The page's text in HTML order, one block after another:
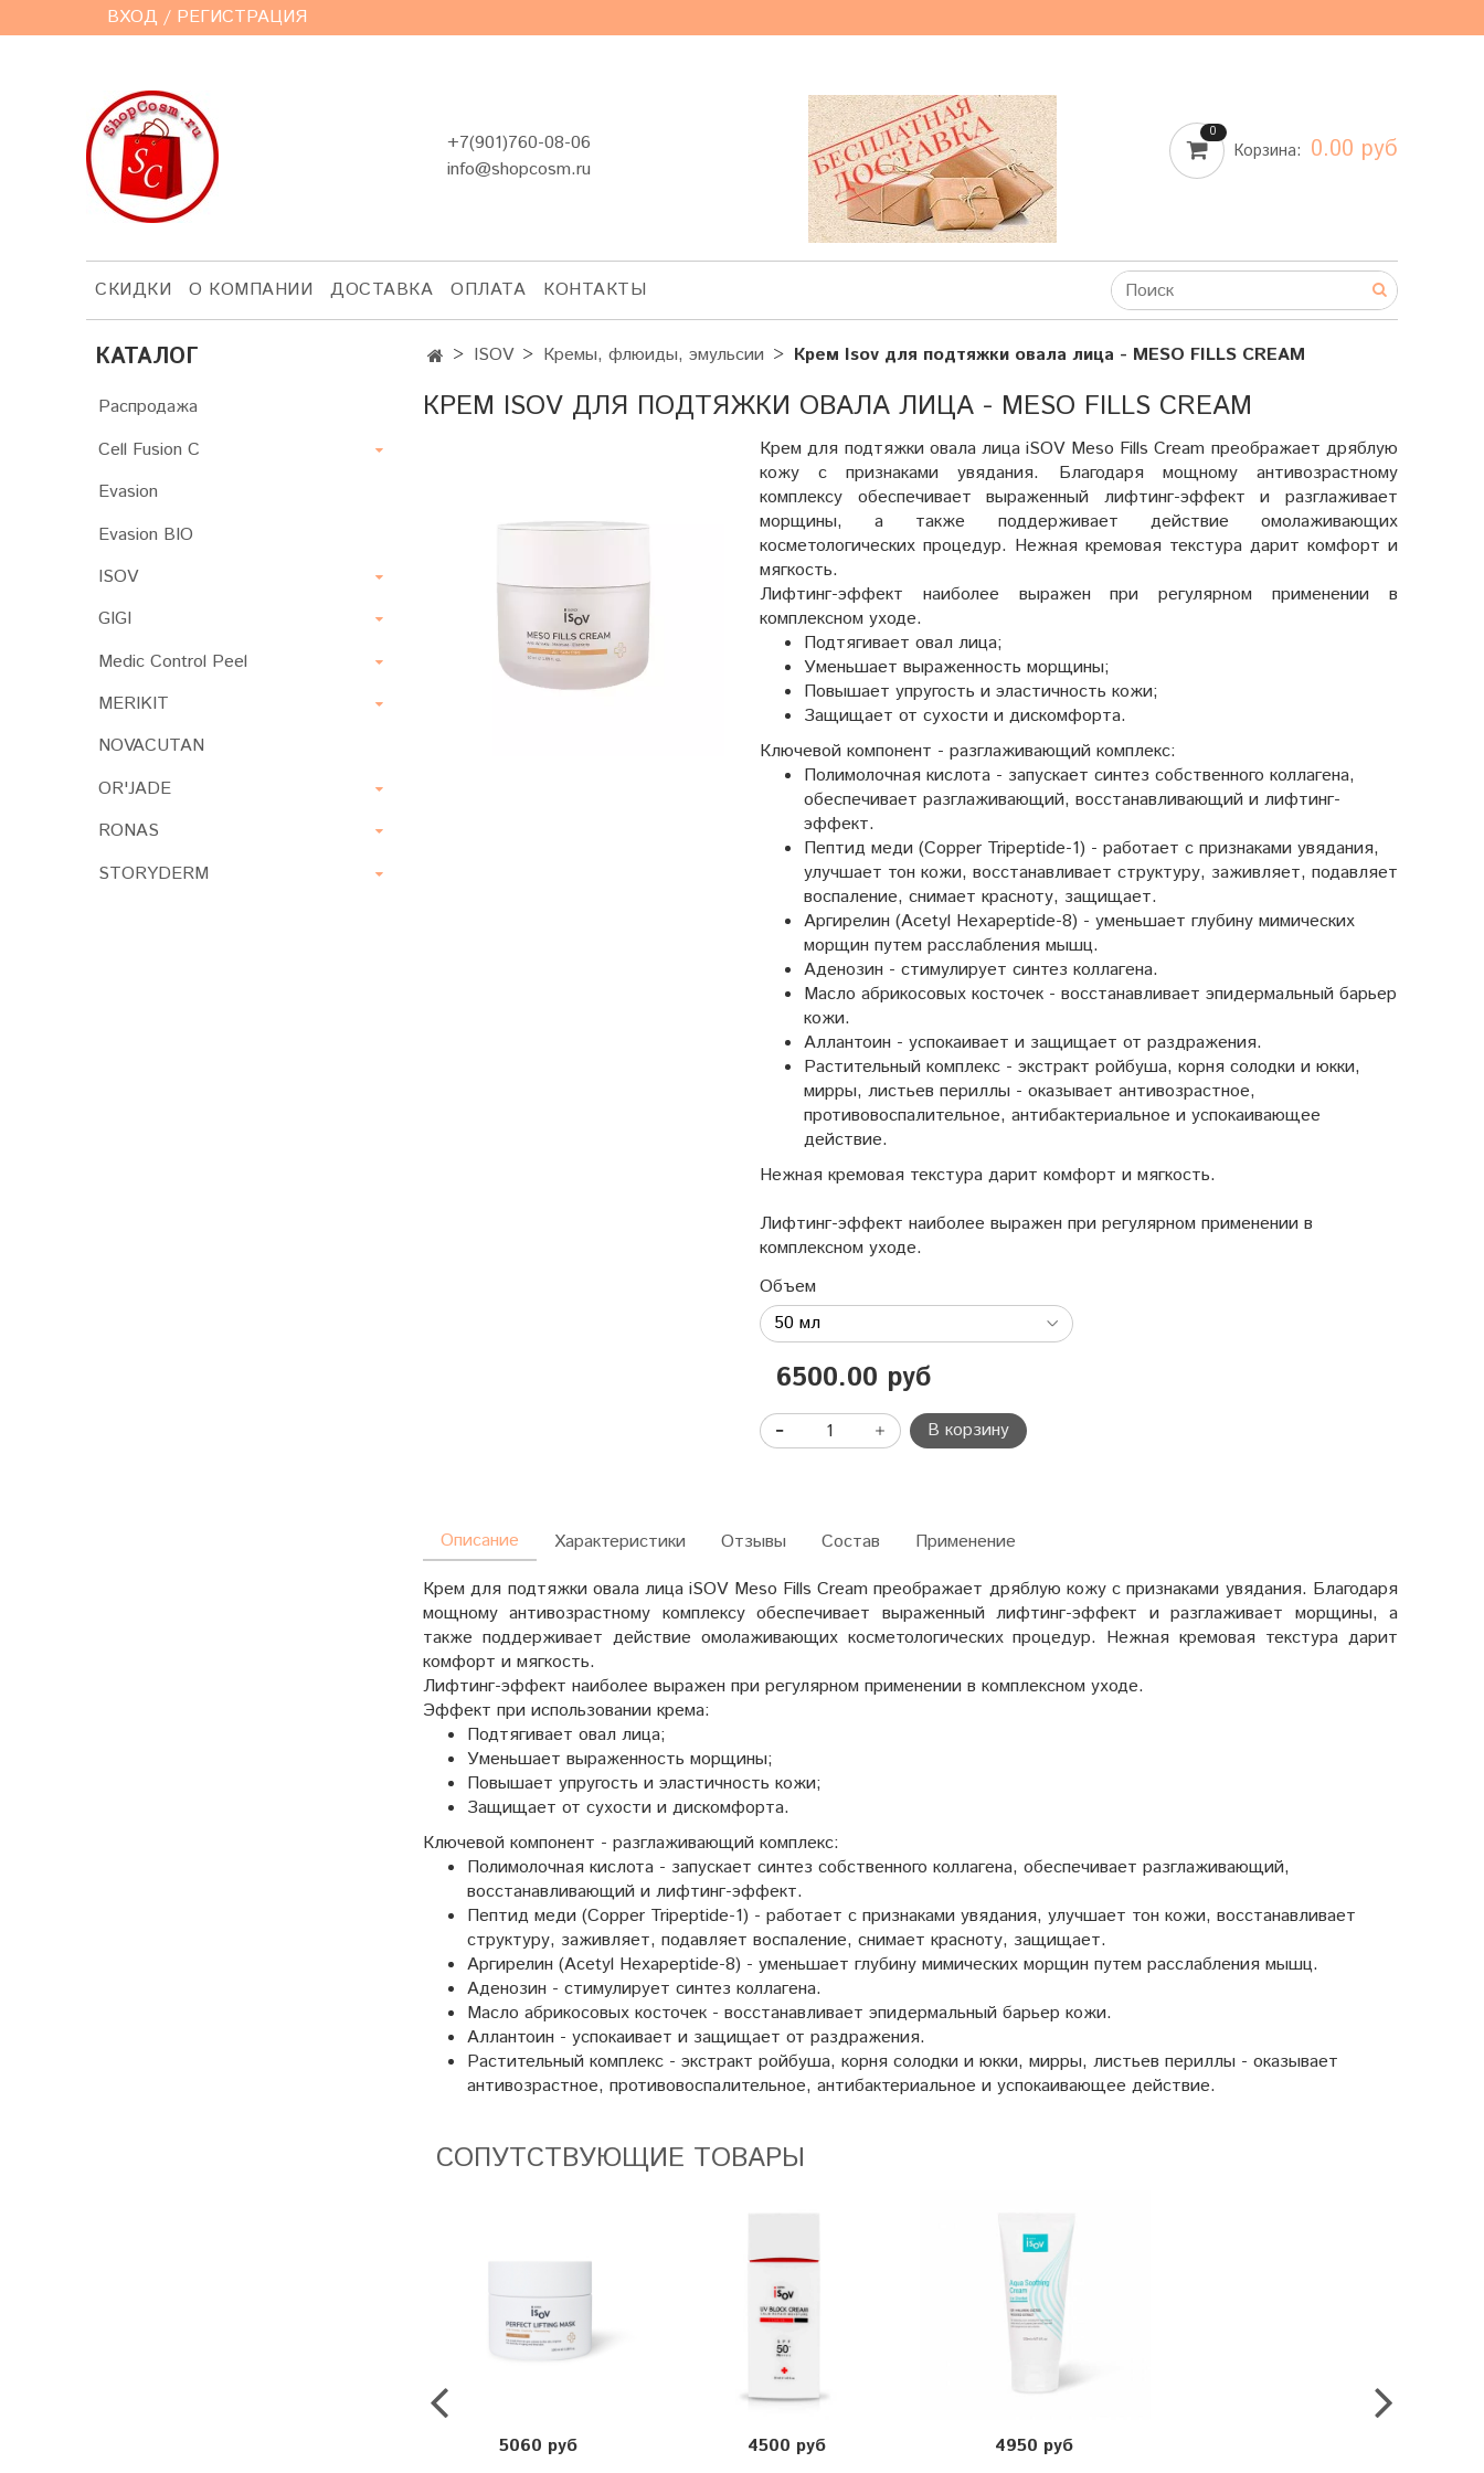
ВХОД / РЕГИСТРАЦИЯ
+7(901)760-08-06
info@shopcosm.ru
0
Корзина: 0.00 руб
СКИДКИ О КОМПАНИИ ДОСТАВКА ОПЛАТА КОНТАКТЫ
ISOV Кремы, флюиды, эмульсии Крем Isov для подтяжки овала лица - MESO FILLS CREAM
КРЕМ ISOV ДЛЯ ПОДТЯЖКИ ОВАЛА ЛИЦА - MESO FILLS CREAM
Крем для подтяжки овала лица iSOV Meso Fills Cream преображает дряблую
кожу с признаками увядания. Благодаря мощному антивозрастному
комплексу обеспечивает выраженный лифтинг-эффект и разглаживает
морщины, а также поддерживает действие омолаживающих
косметологических процедур. Нежная кремовая текстура дарит комфорт и
мягкость.
Лифтинг-эффект наиболее выражен при регулярном применении в
комплексном уходе.
Подтягивает овал лица;
Уменьшает выраженность морщины;
Повышает упругость и эластичность кожи;
Защищает от сухости и дискомфорта.
Ключевой компонент - разглаживающий комплекс:
Полимолочная кислота - запускает синтез собственного коллагена,
обеспечивает разглаживающий, восстанавливающий и лифтинг-
эффект.
Пептид меди (Copper Tripeptide-1) - работает с признаками увядания,
улучшает тон кожи, восстанавливает структуру, заживляет, подавляет
воспаление, снимает красноту, защищает.
Аргирелин (Acetyl Hexapeptide-8) - уменьшает глубину мимических
морщин путем расслабления мышц.
Аденозин - стимулирует синтез коллагена.
Масло абрикосовых косточек - восстанавливает эпидермальный барьер
кожи.
Аллантоин - успокаивает и защищает от раздражения.
Растительный комплекс - экстракт ройбуша, корня солодки и юкки,
мирры, листьев периллы - оказывает антивозрастное,
противовоспалительное, антибактериальное и успокаивающее
действие.
Нежная кремовая текстура дарит комфорт и мягкость.
Лифтинг-эффект наиболее выражен при регулярном применении в
комплексном уходе.
Объем
6500.00 руб
В корзину
Описание
Крем для подтяжки овала лица iSOV Meso Fills Cream преображает дряблую кожу с признаками увядания. Благодаря
мощному антивозрастному комплексу обеспечивает выраженный лифтинг-эффект и разглаживает морщины, а
также поддерживает действие омолаживающих косметологических процедур. Нежная кремовая текстура дарит
комфорт и мягкость.
Лифтинг-эффект наиболее выражен при регулярном применении в комплексном уходе.
Эффект при использовании крема:
Подтягивает овал лица;
Уменьшает выраженность морщины;
Повышает упругость и эластичность кожи;
Защищает от сухости и дискомфорта.
Ключевой компонент - разглаживающий комплекс:
Полимолочная кислота - запускает синтез собственного коллагена, обеспечивает разглаживающий,
восстанавливающий и лифтинг-эффект.
Пептид меди (Copper Tripeptide-1) - работает с признаками увядания, улучшает тон кожи, восстанавливает
структуру, заживляет, подавляет воспаление, снимает красноту, защищает.
Аргирелин (Acetyl Hexapeptide-8) - уменьшает глубину мимических морщин путем расслабления мышц.
Аденозин - стимулирует синтез коллагена.
Масло абрикосовых косточек - восстанавливает эпидермальный барьер кожи.
Аллантоин - успокаивает и защищает от раздражения.
Растительный комплекс - экстракт ройбуша, корня солодки и юкки, мирры, листьев периллы - оказывает
антивозрастное, противовоспалительное, антибактериальное и успокаивающее действие.
Характеристики Отзывы Состав Применение
СОПУТСТВУЮЩИЕ ТОВАРЫ
5060 руб 4500 руб 4950 руб
КАТАЛОГ
Распродажа
Cell Fusion C
Evasion
Evasion BIO
ISOV
GIGI
Medic Control Peel
MERIKIT
NOVACUTAN
OR'JADE
RONAS
STORYDERM